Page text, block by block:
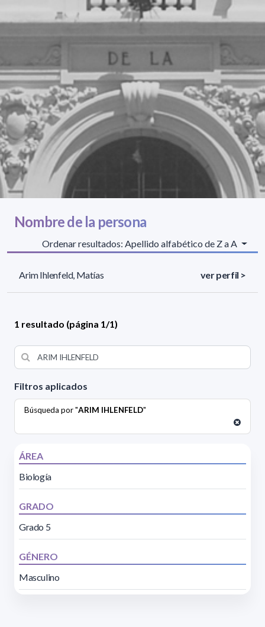
Filtros aplicados
Búsqueda por "ARIM IHLENFELD"
ÁREA
Biología
GRADO
Grado 5
GÉNERO
Masculino
Nombre de la persona
Ordenar resultados: Apellido alfabético de Z a A
Arim Ihlenfeld, Matías ver perfil >
1 resultado (página 1/1)